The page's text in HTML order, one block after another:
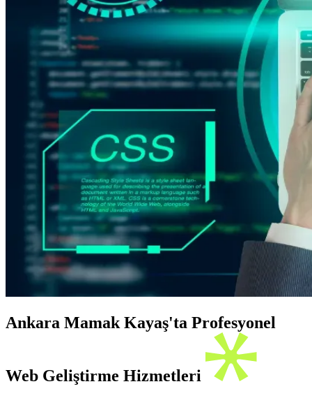
Ankara Mamak Kayaş'ta Profesyonel
Web Geliştirme Hizmetleri